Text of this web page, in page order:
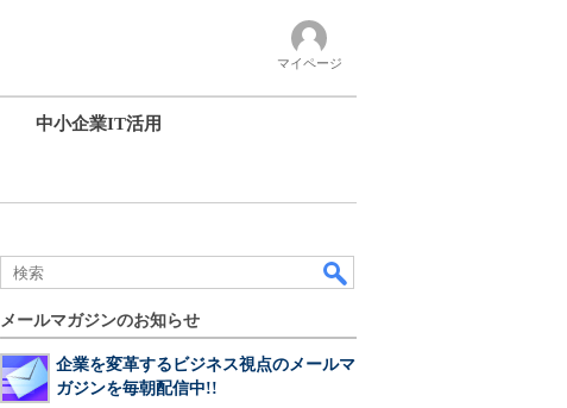
マイページ
中小企業IT活用
メールマガジンのお知らせ
企業を変革するビジネス視点のメールマ
ガジンを毎朝配信中!!